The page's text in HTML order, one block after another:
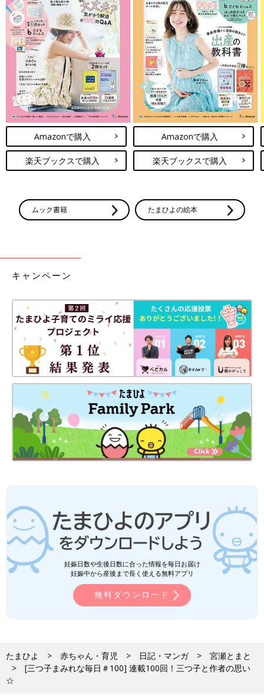
Amazonで購入
楽天ブックスで購入
Amazonで購入
楽天ブックスで購入
ムック書籍 たまひよの絵本
キャンペーン
妊娠日数や生後日数に合った情報を毎日お届け
妊娠中から産後まで長く使える無料アプリ
無料ダウンロード
たまひよ 赤ちゃん・育児 日記・マンガ
宮瀬とまと
[三つ子まみれな毎日＃100] 連載100回！三つ子と作者の思い
☆